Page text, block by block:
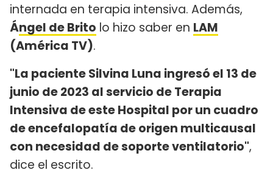
internada en terapia intensiva. Además,
Ángel de Brito lo hizo saber en LAM
(América TV).
"La paciente Silvina Luna ingresó el 13 de
junio de 2023 al servicio de Terapia
Intensiva de este Hospital por un cuadro
de encefalopatía de origen multicausal
con necesidad de soporte ventilatorio",
dice el escrito.